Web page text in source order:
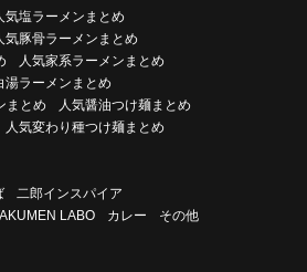
気塩ラーメンまとめ
気豚骨ラーメンまとめ
人気家系ラーメンまとめ
湯ラーメンまとめ
まとめ
人気醤油つけ麺まとめ
人気変わり種つけ麺まとめ
二郎インスパイア
LABO カレー その他